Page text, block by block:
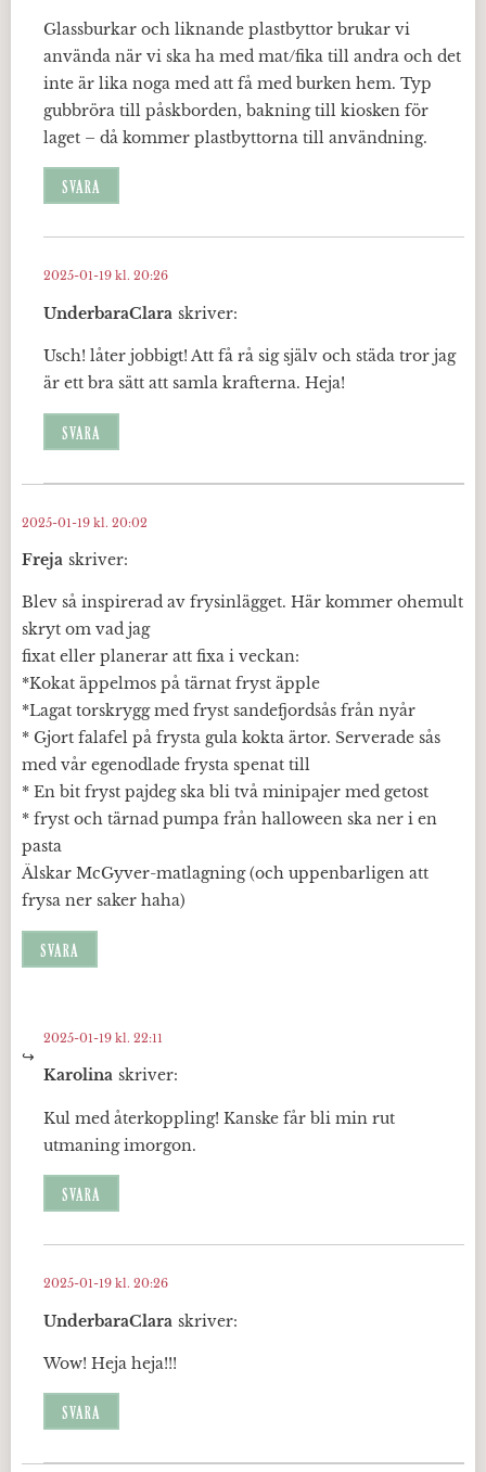
Glassburkar och liknande plastbyttor brukar vi
använda när vi ska ha med mat/fika till andra och det
inte är lika noga med att få med burken hem. Typ
gubbröra till påskborden, bakning till kiosken för
laget – då kommer plastbyttorna till användning.
SVARA
UnderbaraClara skriver:
2025-01-19 kl. 20:26
Usch! låter jobbigt! Att få rå sig själv och städa tror jag
är ett bra sätt att samla krafterna. Heja!
SVARA
Freja skriver:
2025-01-19 kl. 20:02
Blev så inspirerad av frysinlägget. Här kommer ohemult
skryt om vad jag
fixat eller planerar att fixa i veckan:
*Kokat äppelmos på tärnat fryst äpple
*Lagat torskrygg med fryst sandefjordsås från nyår
* Gjort falafel på frysta gula kokta ärtor. Serverade sås
med vår egenodlade frysta spenat till
* En bit fryst pajdeg ska bli två minipajer med getost
* fryst och tärnad pumpa från halloween ska ner i en
pasta
Älskar McGyver-matlagning (och uppenbarligen att
frysa ner saker haha)
SVARA
Karolina skriver:
2025-01-19 kl. 22:11
Kul med återkoppling! Kanske får bli min rut
utmaning imorgon.
SVARA
UnderbaraClara skriver:
2025-01-19 kl. 20:26
Wow! Heja heja!!!
SVARA